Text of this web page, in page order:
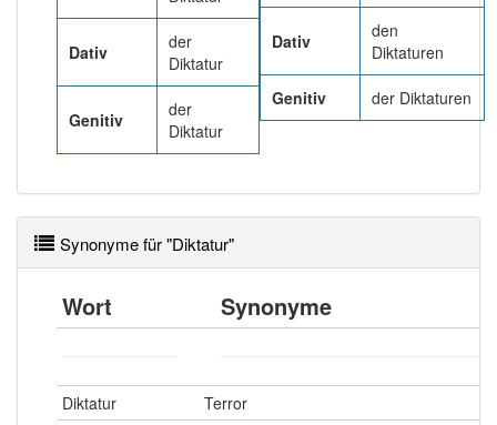
Dativ
der
Diktatur
Genitiv
der
Diktatur
Dativ
den
Diktaturen
Genitiv der Diktaturen
Synonyme für "Diktatur"
Wort Synonyme
Diktatur
Terror